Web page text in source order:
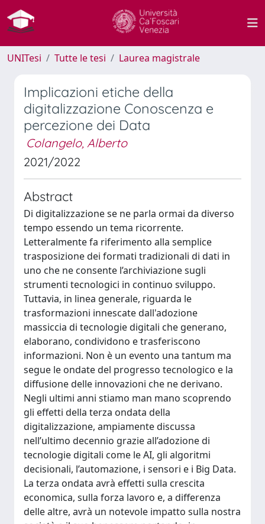
UNITesi Tutte le tesi Laurea magistrale
Implicazioni etiche della
digitalizzazione Conoscenza e
percezione dei Data
Colangelo, Alberto
2021/2022
Abstract
Di digitalizzazione se ne parla ormai da diverso
tempo essendo un tema ricorrente.
Letteralmente fa riferimento alla semplice
trasposizione dei formati tradizionali di dati in
uno che ne consente l’archiviazione sugli
strumenti tecnologici in continuo sviluppo.
Tuttavia, in linea generale, riguarda le
trasformazioni innescate dall'adozione
massiccia di tecnologie digitali che generano,
elaborano, condividono e trasferiscono
informazioni. Non è un evento una tantum ma
segue le ondate del progresso tecnologico e la
diffusione delle innovazioni che ne derivano.
Negli ultimi anni stiamo man mano scoprendo
gli effetti della terza ondata della
digitalizzazione, ampiamente discussa
nell’ultimo decennio grazie all’adozione di
tecnologie digitali come le AI, gli algoritmi
decisionali, l’automazione, i sensori e i Big Data.
La terza ondata avrà effetti sulla crescita
economica, sulla forza lavoro e, a differenza
delle altre, avrà un notevole impatto sulla nostra